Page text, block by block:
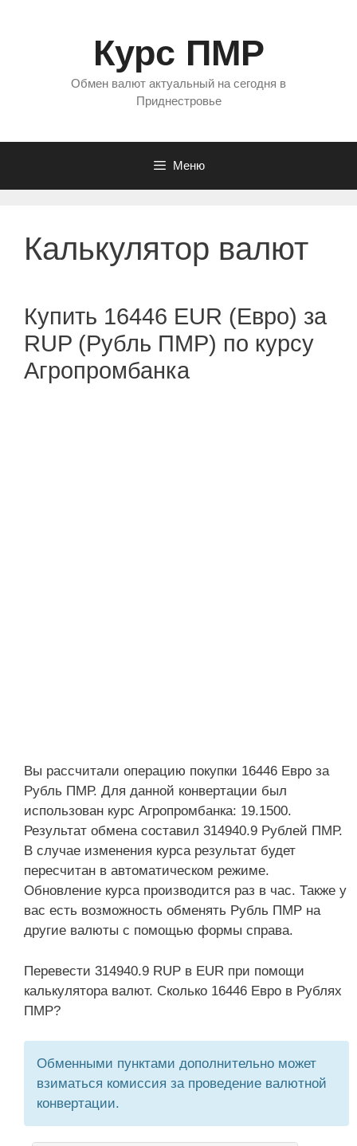
Курс ПМР
Обмен валют актуальный на сегодня в
Приднестровье
Меню
Калькулятор валют
Купить 16446 EUR (Евро) за
RUP (Рубль ПМР) по курсу
Агропромбанка
Вы рассчитали операцию покупки 16446 Евро за
Рубль ПМР. Для данной конвертации был
использован курс Агропромбанка: 19.1500.
Результат обмена составил 314940.9 Рублей ПМР.
В случае изменения курса результат будет
пересчитан в автоматическом режиме.
Обновление курса производится раз в час. Также у
вас есть возможность обменять Рубль ПМР на
другие валюты с помощью формы справа.
Перевести 314940.9 RUP в EUR при помощи
калькулятора валют. Сколько 16446 Евро в Рублях
ПМР?
Обменными пунктами дополнительно может
взиматься комиссия за проведение валютной
конвертации.